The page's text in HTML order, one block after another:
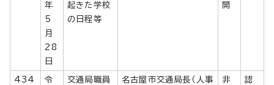
年
5
月
28
日
起きた学校
の日程等
開
434 令 交通局職員 名古屋市交通局長（人事 非 認